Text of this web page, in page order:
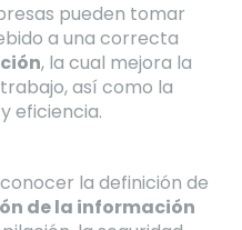
pueden tomar
a una correcta
, la cual mejora la
así como la
eficiencia.
la definición de
de la información